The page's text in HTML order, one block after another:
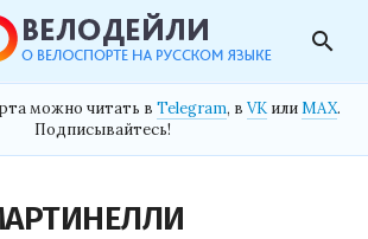
search
можно читать в Telegram, в VK илиMAX.
Подписывайтесь!